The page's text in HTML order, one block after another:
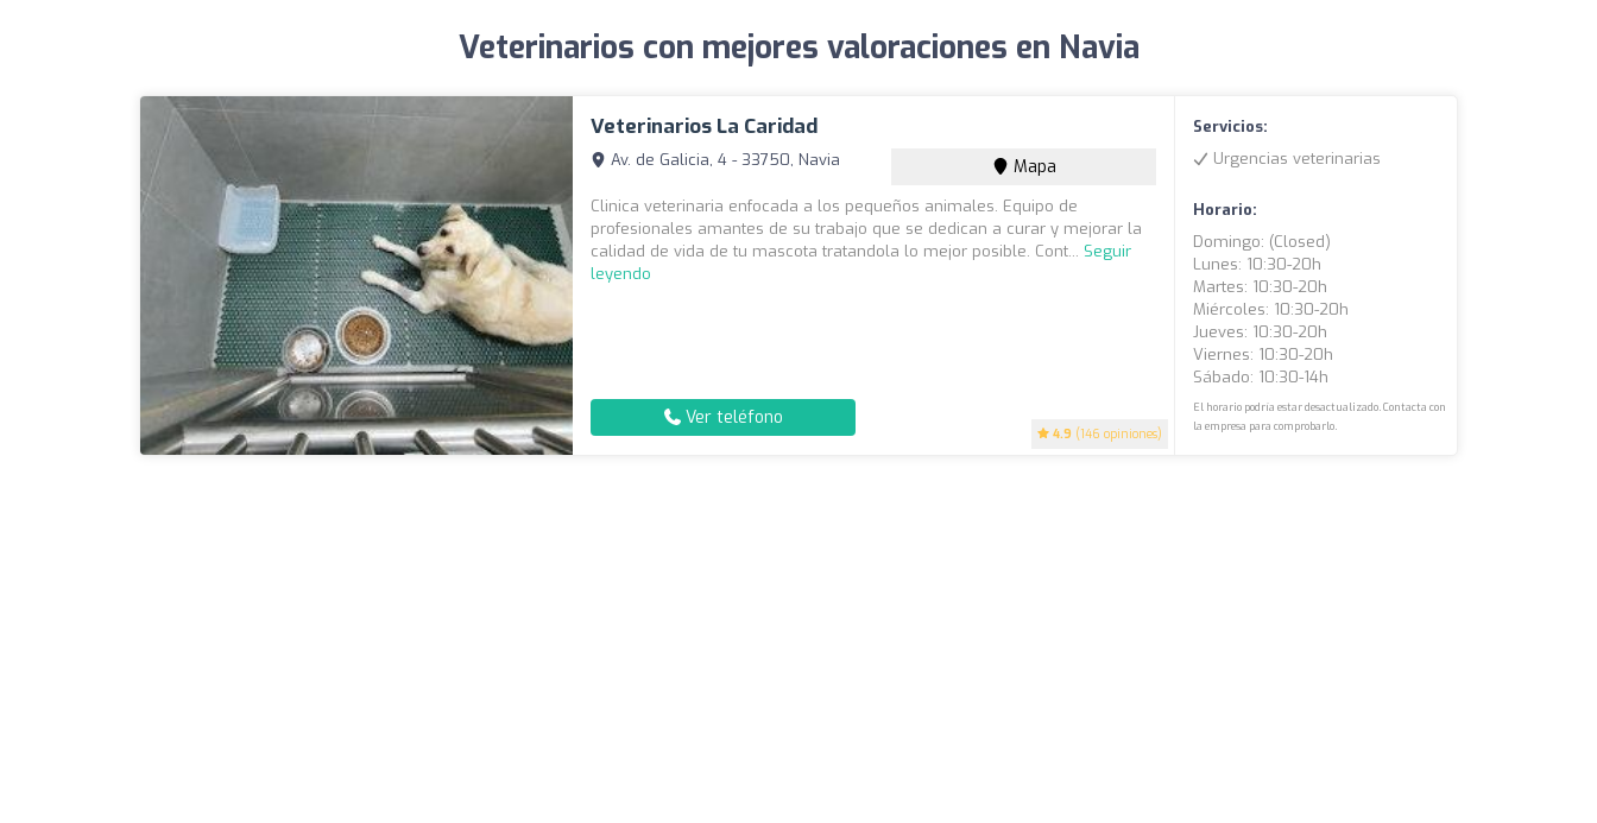
Veterinarios con mejores valoraciones en Navia
Veterinarios La Caridad
4.9 (146 opiniones)
Av. de Galicia, 4 - 33750, Navia Mapa
Clinica veterinaria enfocada a los pequeños animales. Equipo de
profesionales amantes de su trabajo que se dedican a curar y mejorar la
calidad de vida de tu mascota tratandola lo mejor posible. Cont... Seguir
leyendo
Ver teléfono
Servicios:
Urgencias veterinarias
Horario:
Domingo: (closed)
Lunes: 10:30-20h
Martes: 10:30-20h
Miércoles: 10:30-20h
Jueves: 10:30-20h
Viernes: 10:30-20h
Sábado: 10:30-14h
El horario podría estar desactualizado. Contacta con
la empresa para comprobarlo.